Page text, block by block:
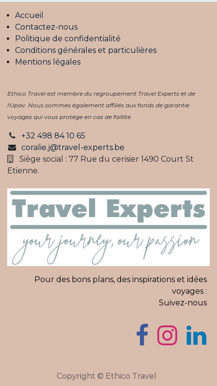
Accueil
Contactez-nous
Politique de confidentialité
Conditions générales et particulières
Mentions légales
Ethico Travel est membre du regroupement Travel Experts et de
l'Upav. Nous sommes également affiliés aux fonds de garantie
voyages qui vous protège en cas de faillite.
+32 498 84 10 65
coralie.j@travel-experts.be
Siège social : 77 Rue du cerisier 1490 Court St
Etienne.
Pour des bons plans, des inspirations et idées
voyages :
Suivez-nous
Copyright © Ethico Travel